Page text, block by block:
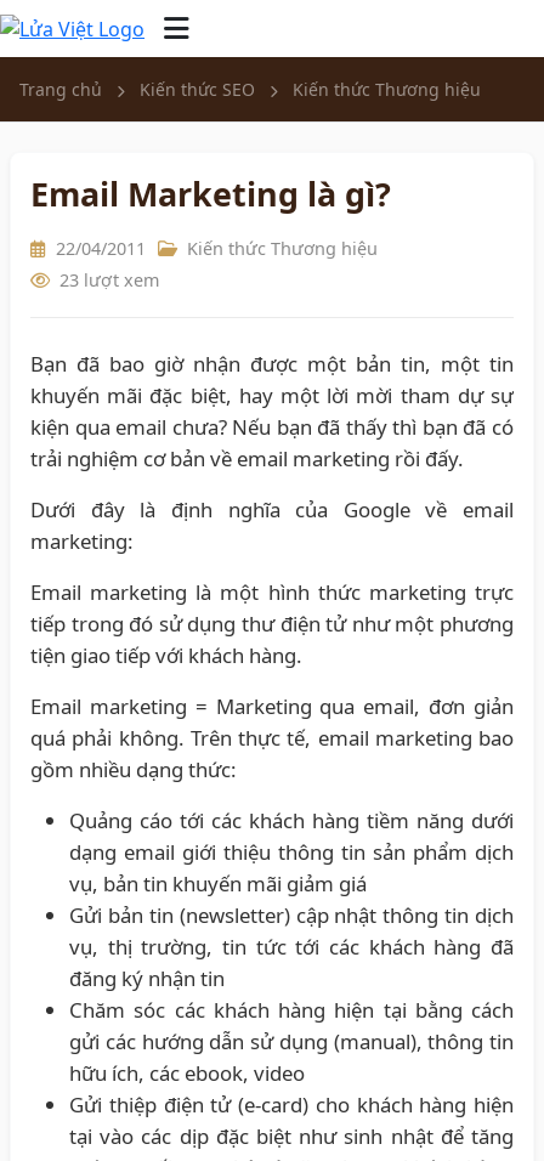
Trang chủ Kiến thức SEO Kiến thức Thương hiệu
Email Marketing là gì?
22/04/2011
Kiến thức Thương hiệu
23 lượt xem
Bạn đã bao giờ nhận được một bản tin, một tin
khuyến mãi đặc biệt, hay một lời mời tham dự sự
kiện qua email chưa? Nếu bạn đã thấy thì bạn đã có
trải nghiệm cơ bản về email marketing rồi đấy.
Dưới đây là định nghĩa của Google về email
marketing:
Email marketing là một hình thức marketing trực
tiếp trong đó sử dụng thư điện tử như một phương
tiện giao tiếp với khách hàng.
Email marketing = Marketing qua email, đơn giản
quá phải không. Trên thực tế, email marketing bao
gồm nhiều dạng thức:
Quảng cáo tới các khách hàng tiềm năng dưới
dạng email giới thiệu thông tin sản phẩm dịch
vụ, bản tin khuyến mãi giảm giá
Gửi bản tin (newsletter) cập nhật thông tin dịch
vụ, thị trường, tin tức tới các khách hàng đã
đăng ký nhận tin
Chăm sóc các khách hàng hiện tại bằng cách
gửi các hướng dẫn sử dụng (manual), thông tin
hữu ích, các ebook, video
Gửi thiệp điện tử (e-card) cho khách hàng hiện
tại vào các dịp đặc biệt như sinh nhật để tăng